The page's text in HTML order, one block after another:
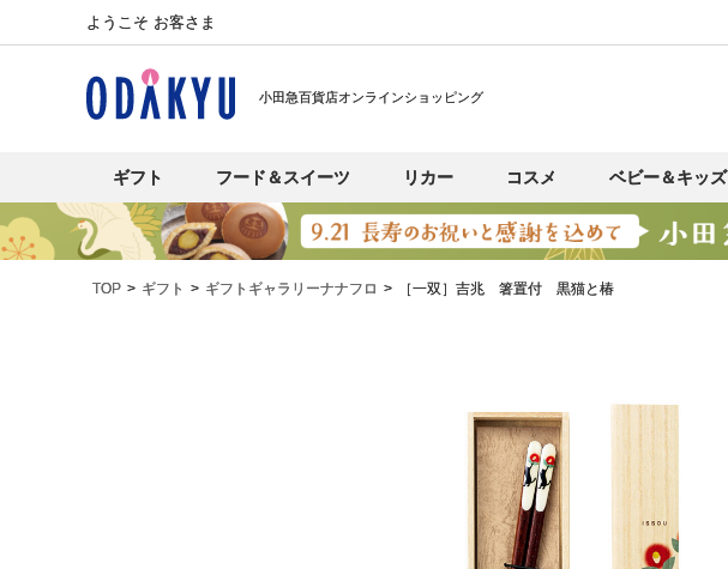
ようこそ お客さま
小田急百貨店オンラインショッピング
ギフト フード＆スイーツ リカー コスメ ベビー＆キッズ
TOP ギフト ギフトギャラリーナナフロ ［一双］吉兆 箸置付 黒猫と椿